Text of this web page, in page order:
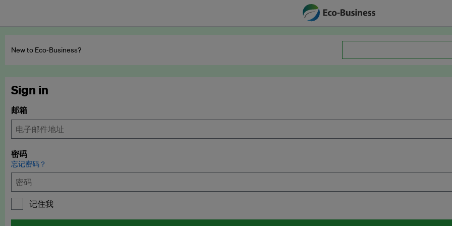
New to Eco‑Business?
Sign in
邮箱
密码
忘记密码？
记住我